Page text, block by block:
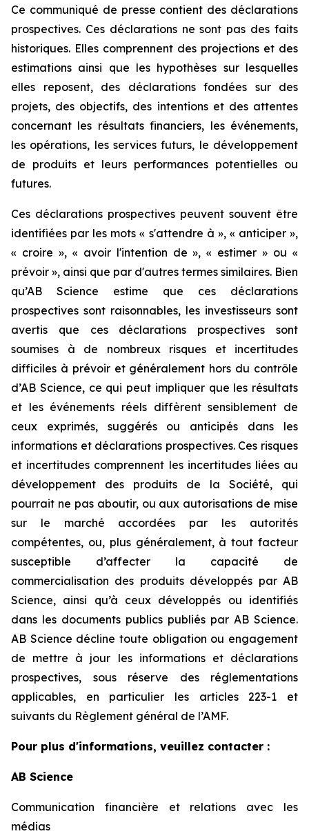
Ce communiqué de presse contient des déclarations
prospectives. Ces déclarations ne sont pas des faits
historiques. Elles comprennent des projections et des
estimations ainsi que les hypothèses sur lesquelles
elles reposent, des déclarations fondées sur des
projets, des objectifs, des intentions et des attentes
concernant les résultats financiers, les événements,
les opérations, les services futurs, le développement
de produits et leurs performances potentielles ou
futures.
Ces déclarations prospectives peuvent souvent être
identifiées par les mots « s'attendre à », « anticiper »,
« croire », « avoir l'intention de », « estimer » ou «
prévoir », ainsi que par d'autres termes similaires. Bien
qu’AB Science estime que ces déclarations
prospectives sont raisonnables, les investisseurs sont
avertis que ces déclarations prospectives sont
soumises à de nombreux risques et incertitudes
difficiles à prévoir et généralement hors du contrôle
d’AB Science, ce qui peut impliquer que les résultats
et les événements réels diffèrent sensiblement de
ceux exprimés, suggérés ou anticipés dans les
informations et déclarations prospectives. Ces risques
et incertitudes comprennent les incertitudes liées au
développement des produits de la Société, qui
pourrait ne pas aboutir, ou aux autorisations de mise
sur le marché accordées par les autorités
compétentes, ou, plus généralement, à tout facteur
susceptible d’affecter la capacité de
commercialisation des produits développés par AB
Science, ainsi qu’à ceux développés ou identifiés
dans les documents publics publiés par AB Science.
AB Science décline toute obligation ou engagement
de mettre à jour les informations et déclarations
prospectives, sous réserve des réglementations
applicables, en particulier les articles 223-1 et
suivants du Règlement général de l’AMF.
Pour plus d'informations, veuillez contacter :
AB Science
Communication financière et relations avec les
médias